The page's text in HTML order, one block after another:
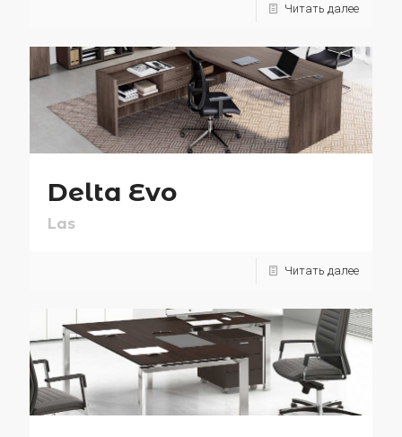
Читать далее
Delta Evo
Las
Читать далее